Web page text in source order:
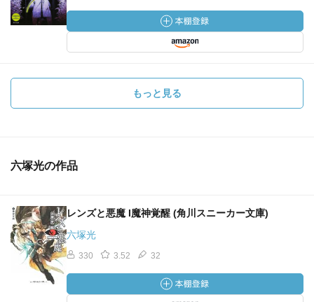
もっと見る
六塚光の作品
レンズと悪魔 I魔神覚醒 (角川スニーカー文庫)
六塚光
330 3.52 32